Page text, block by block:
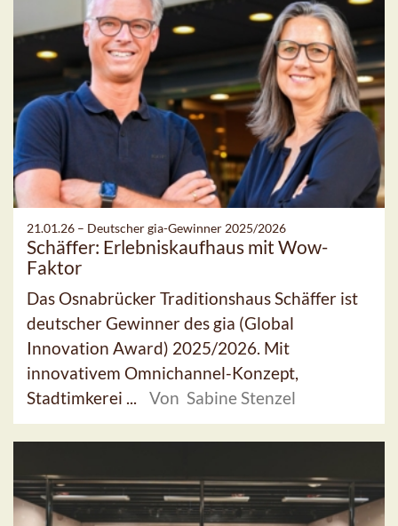
21.01.26 – Deutscher gia-Gewinner 2025/2026
Schäffer: Erlebniskaufhaus mit Wow-
Faktor
Das Osnabrücker Traditionshaus Schäffer ist
deutscher Gewinner des gia (Global
Innovation Award) 2025/2026. Mit
innovativem Omnichannel-Konzept,
Stadtimkerei ...
Von Sabine Stenzel